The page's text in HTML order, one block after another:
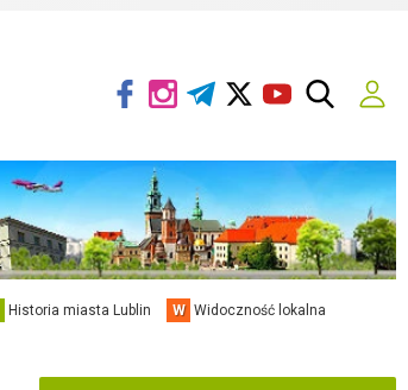
Historia miasta Lublin W Widoczność lokalna